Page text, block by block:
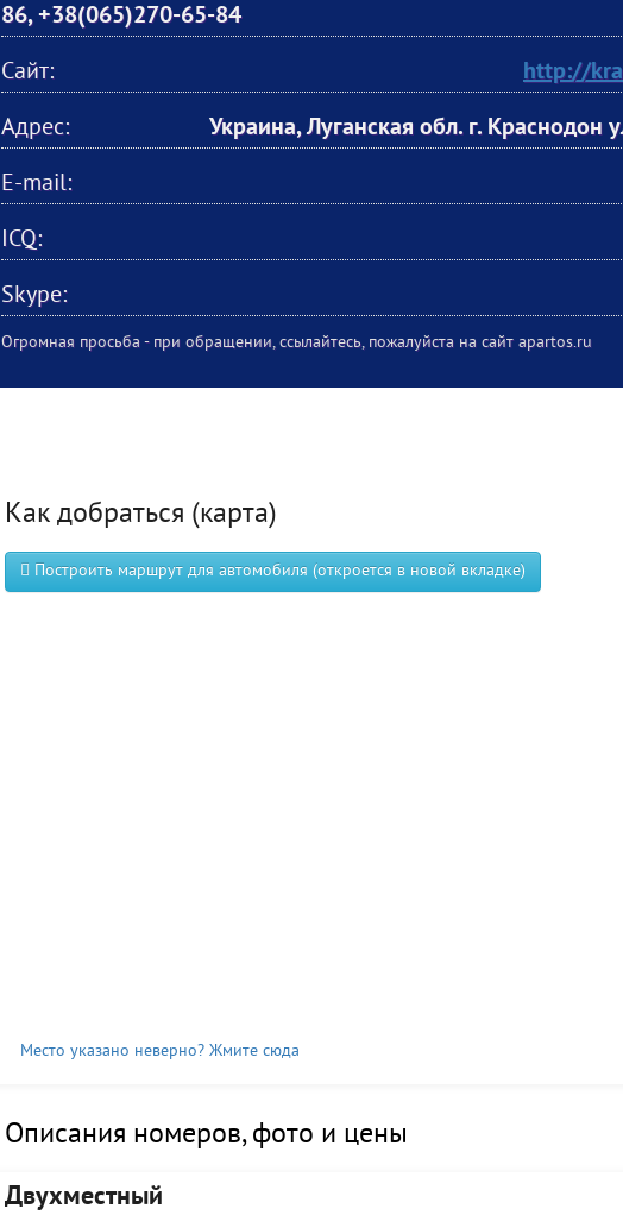
86, +38(065)270-65-84
Сайт:
http://
Адрес:
Украина, Луганская обл. г. Краснодон
E-mail:
ICQ:
Skype:
Огромная просьба - при обращении, ссылайтесь, пожалуйста на сайт apartos.ru
Как добраться (карта)
Построить маршрут для автомобиля (откроется в новой вкладке)
Место указано неверно? Жмите сюда
Описания номеров, фото и цены
Двухместный